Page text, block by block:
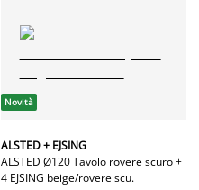
Novità
ALSTED + EJSING
ALSTED Ø120 Tavolo rovere scuro +
4 EJSING beige/rovere scu.